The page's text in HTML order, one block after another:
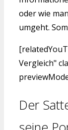
oder wie
umgeht.
Vergleich"
Der